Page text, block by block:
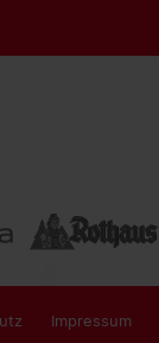
Impressum